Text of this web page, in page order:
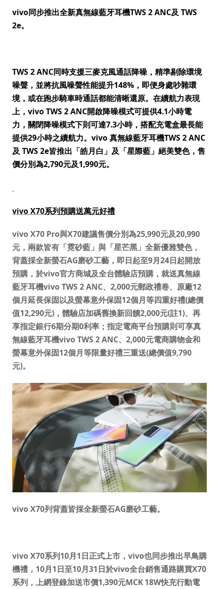
vivo同步推出全新真無線藍牙耳機TWS 2 ANC及 TWS
2e。
TWS 2 ANC同時支援三麥克風通話降噪，精準剔除環境
噪聲，並將抗風噪聲性能提升148%，即便身處吵雜環
境，或在跑步騎車時通話都能清晰還原。在續航力表現
上， vivo TWS 2 ANC開啟降噪模式可提供4.1小時電
力，關閉降噪模式下則可達7.3小時，搭配充電盒最長能
提供29小時之續航力。 vivo 真無線藍牙耳機TWS 2 ANC
及 TWS 2e皆推出「皓月白」及「星際藍」絕美雙色，售
價分別為2,790元及1,990元。
vivo X70系列預購送萬元好禮
vivo X70 Pro與X70建議售價分別為25,990元及20,990
元，兩款皆有「霓砂藍」與「星芒黑」全新優雅雙色，
背蓋採全新螢石AG磨砂工藝，即日起至9月24日起開放
預購，於vivo官方商城及全台體驗店預購，就送真無線
藍牙耳機vivo TWS 2 ANC、 2,000元郵政禮卷、原廠12
個月延長保固以及螢幕意外保固12個月等四重好禮(總價
值12,290元)，體驗店加碼舊換新回饋2,000元(註1)、再
享指定銀行6期分期0利率；指定電商平台預購則可享真
無線藍牙耳機vivo TWS 2 ANC、 2,000元電商購物金和
螢幕意外保固12個月等限量好禮三重送(總價值9,790
元)。
vivo X70列背蓋皆採全新螢石AG磨砂工藝。
vivo X70系列10月1日正式上市， vivo也同步推出早鳥購
機禮， 10月1日至10月31日於vivo全台銷售通路購買X70
系列，上網登錄加送市價1,390元MCK 18W快充行動電